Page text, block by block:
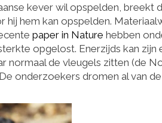
kever wil opspelden, breekt
hem kan opspelden.
paper in Nature hebben
opgelost. Enerzijds kan zijn
normaal de vleugels zitten (de
onderzoekers dromen al van